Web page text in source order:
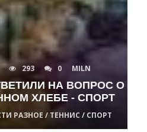
293 0 MILN
НА ВОПРОС О
ХЛЕБЕ - СПОРТ
РАЗНОЕ / ТЕННИС / СПОРТ